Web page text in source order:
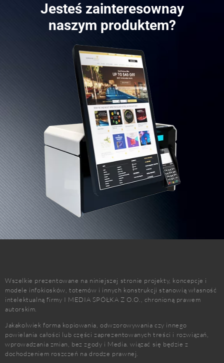
Jesteś zainteresownay
naszym produktem?
Poproś o wycenę
Wszelkie prezentowane na niniejszej stronie projekty, koncepcje i
modele infokiosków, totemów i innych konstrukcji stanowią własność
intelektualną firmy I MEDIA SPÓŁKA Z O.O., chronioną prawem
autorskim.
Jakakolwiek forma kopiowania, odwzorowywania czy innego
powielania całości lub części zaprezentowanych treści i rozwiązań,
wprowadzania zmian, bez zgody i Media. wiązać się będzie z
dochodzeniem roszczeń na drodze prawnej.